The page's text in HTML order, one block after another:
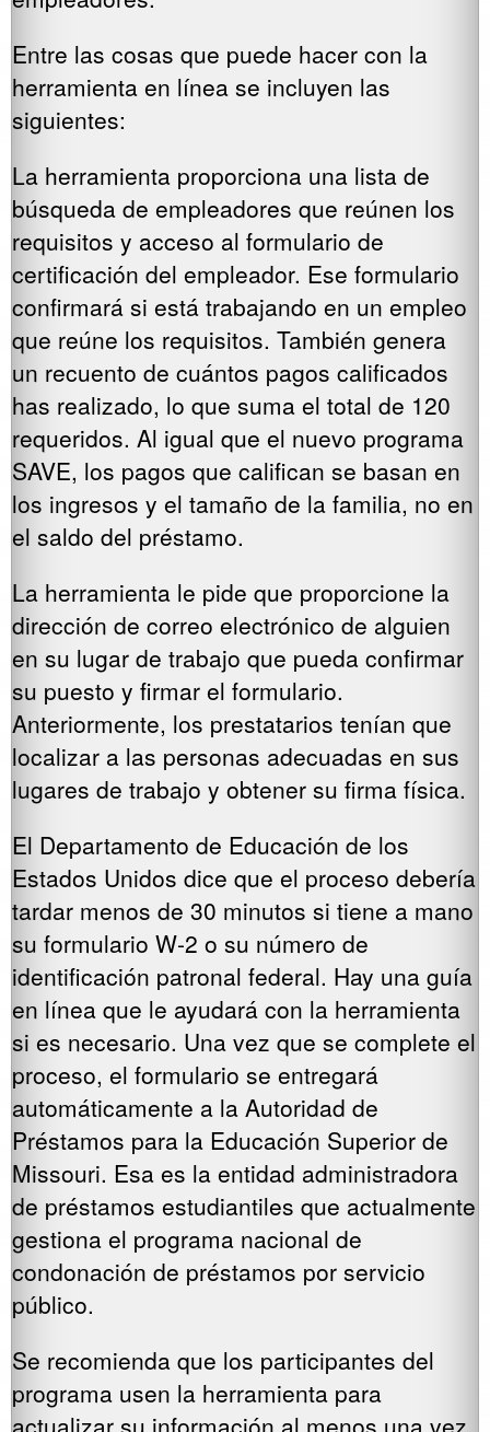
Entre las cosas que puede hacer con la
herramienta en línea se incluyen las
siguientes:
La herramienta proporciona una lista de
búsqueda de empleadores que reúnen los
requisitos y acceso al formulario de
certificación del empleador. Ese formulario
confirmará si está trabajando en un empleo
que reúne los requisitos. También genera
un recuento de cuántos pagos calificados
has realizado, lo que suma el total de 120
requeridos. Al igual que el nuevo programa
SAVE, los pagos que califican se basan en
los ingresos y el tamaño de la familia, no en
el saldo del préstamo.
La herramienta le pide que proporcione la
dirección de correo electrónico de alguien
en su lugar de trabajo que pueda confirmar
su puesto y firmar el formulario.
Anteriormente, los prestatarios tenían que
localizar a las personas adecuadas en sus
lugares de trabajo y obtener su firma física.
El Departamento de Educación de los
Estados Unidos dice que el proceso debería
tardar menos de 30 minutos si tiene a mano
su formulario W-2 o su número de
identificación patronal federal. Hay una guía
en línea que le ayudará con la herramienta
si es necesario. Una vez que se complete el
proceso, el formulario se entregará
automáticamente a la Autoridad de
Préstamos para la Educación Superior de
Missouri. Esa es la entidad administradora
de préstamos estudiantiles que actualmente
gestiona el programa nacional de
condonación de préstamos por servicio
público.
Se recomienda que los participantes del
programa usen la herramienta para
actualizar su información al menos una vez